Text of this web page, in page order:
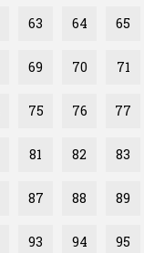
63 64 65
69 70 71
75 76 77
81 82 83
87 88 89
93 94 95